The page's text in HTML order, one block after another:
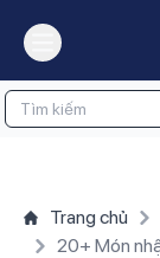
Trang chủ